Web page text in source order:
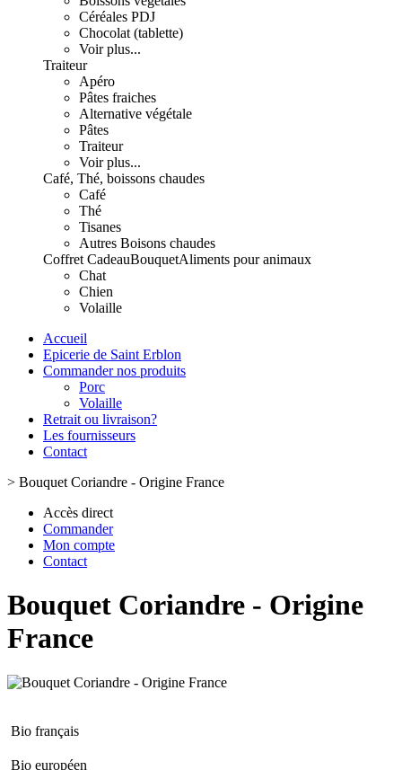
Céréales PDJ
Chocolat (tablette)
Voir plus...
Traiteur
Apéro
Pâtes fraiches
Alternative végétale
Pâtes
Traiteur
Voir plus...
Café, Thé, boissons chaudes
Café
Thé
Tisanes
Autres Boisons chaudes
Coffret CadeauBouquetAliments pour animaux
Chat
Chien
Volaille
Accueil
Epicerie de Saint Erblon
Commander nos produits
Porc
Volaille
Retrait ou livraison?
Les fournisseurs
Contact
> Bouquet Coriandre - Origine France
Accès direct
Commander
Mon compte
Contact
Bouquet Coriandre - Origine
France
Bio français
Bio européen